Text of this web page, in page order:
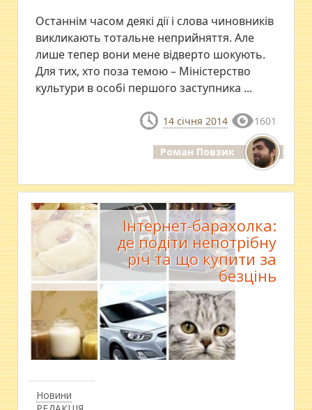
Останнім часом деякі дії і слова чиновників
викликають тотальне неприйняття. Але
лише тепер вони мене відверто шокують.
Для тих, хто поза темою – Міністерство
культури в особі першого заступника ...
14 січня 2014 1601
Роман Повзик
Новини
Інтернет-барахолка:
де подіти непотрібну
річ та що купити за
безцінь